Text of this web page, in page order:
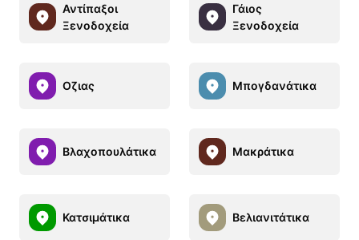
Αντίπαξοι
Ξενοδοχεία
Γάιος
Ξενοδοχεία
Οζιας Μπογδανάτικα
Βλαχοπουλάτικα Μακράτικα
Κατσιμάτικα Βελιανιτάτικα